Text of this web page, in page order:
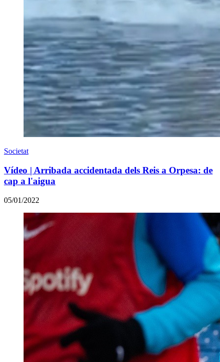
Societat
Vídeo | Arribada accidentada dels Reis a Orpesa: de
cap a l'aigua
05/01/2022